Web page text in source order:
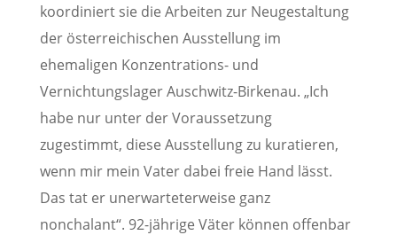
koordiniert sie die Arbeiten zur Neugestaltung
der österreichischen Ausstellung im
ehemaligen Konzentrations- und
Vernichtungslager Auschwitz-Birkenau. „Ich
habe nur unter der Voraussetzung
zugestimmt, diese Ausstellung zu kuratieren,
wenn mir mein Vater dabei freie Hand lässt.
Das tat er unerwarteterweise ganz
nonchalant“. 92-jährige Väter können offenbar